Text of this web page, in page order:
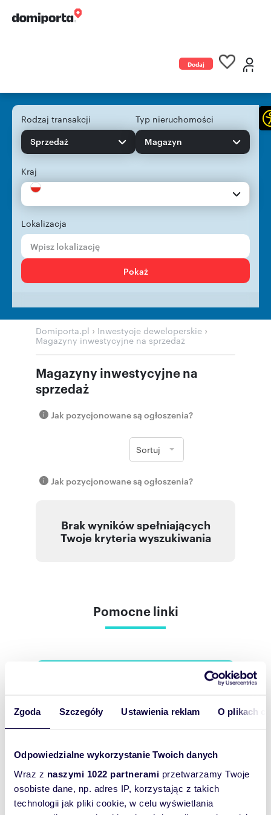
Zgoda Szczegóły Ustawienia reklam O plikach
Odpowiedzialne wykorzystanie Twoich danych
Wraz z naszymi 1022 partnerami przetwarzamy Twoje
osobiste dane, np. adres IP, korzystając z takich
technologii jak pliki cookie, w celu wyświetlania
Dodaj
Rodzaj transakcji
Sprzedaż
Typ nieruchomości
Magazyn
Kraj
Lokalizacja
Pokaż
Domiporta.pl › Inwestycje deweloperskie ›
Magazyny inwestycyjne na sprzedaż
Magazyny inwestycyjne na
sprzedaż
Jak pozycjonowane są ogłoszenia?
Sortuj
Jak pozycjonowane są ogłoszenia?
Brak wyników spełniających
Twoje kryteria wyszukiwania
Pomocne linki
Chcesz otrzymać
powiadomienia o nowych